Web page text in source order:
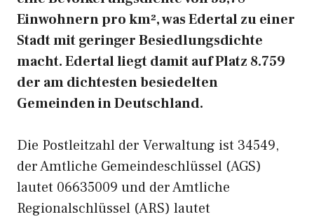
Einwohnern pro km², was Edertal zu einer
Stadt mit geringer Besiedlungsdichte
macht. Edertal liegt damit auf Platz 8.759
der am dichtesten besiedelten
Gemeinden in Deutschland.
Die Postleitzahl der Verwaltung ist 34549,
der Amtliche Gemeindeschlüssel (AGS)
lautet 06635009 und der Amtliche
Regionalschlüssel (ARS) lautet